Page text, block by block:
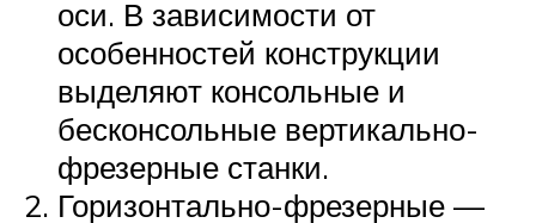
оси. В зависимости от
особенностей конструкции
выделяют консольные и
бесконсольные вертикально-
фрезерные станки.
Горизонтально-фрезерные —